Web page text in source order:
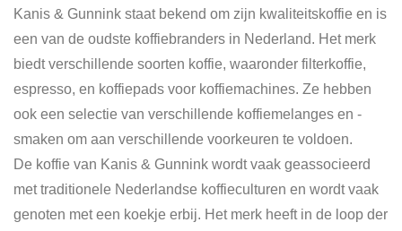
Kanis & Gunnink staat bekend om zijn kwaliteitskoffie en is
een van de oudste koffiebranders in Nederland. Het merk
biedt verschillende soorten koffie, waaronder filterkoffie,
espresso, en koffiepads voor koffiemachines. Ze hebben
ook een selectie van verschillende koffiemelanges en -
smaken om aan verschillende voorkeuren te voldoen.
De koffie van Kanis & Gunnink wordt vaak geassocieerd
met traditionele Nederlandse koffieculturen en wordt vaak
genoten met een koekje erbij. Het merk heeft in de loop der